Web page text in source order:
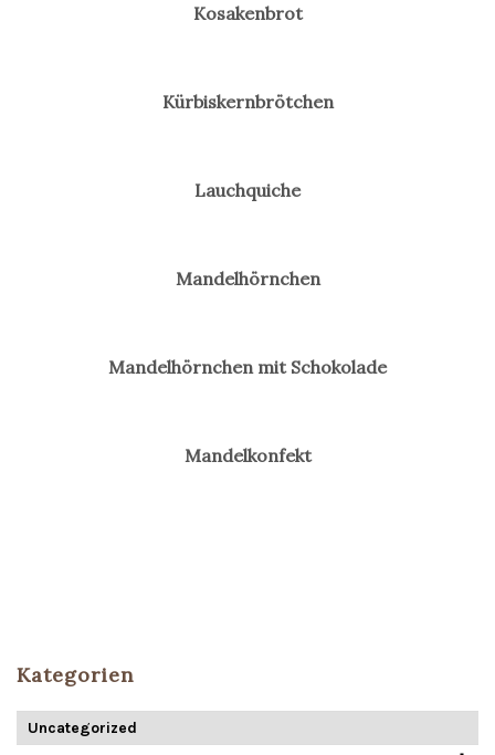
Kosakenbrot
Kürbiskernbrötchen
Lauchquiche
Mandelhörnchen
Mandelhörnchen mit Schokolade
Mandelkonfekt
Kategorien
Uncategorized